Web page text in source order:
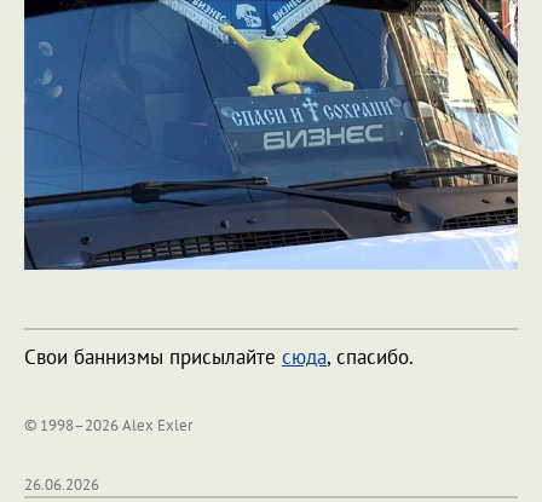
Свои баннизмы присылайте сюда, спасибо.
© 1998–2026 Alex Exler
26.06.2026